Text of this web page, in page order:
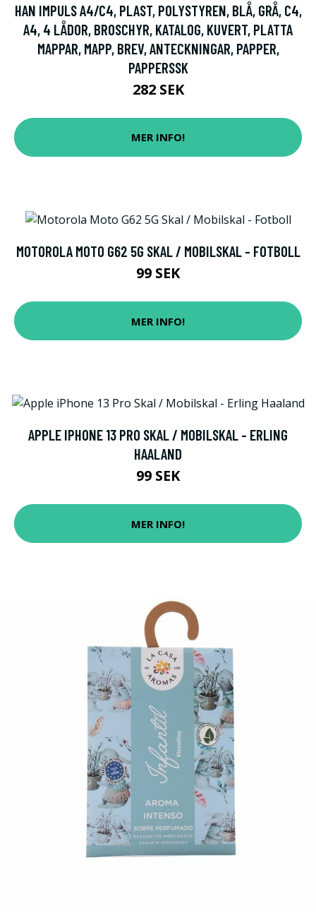
HAN IMPULS A4/C4, PLAST, POLYSTYREN, BLÅ, GRÅ, C4,
A4, 4 LÅDOR, BROSCHYR, KATALOG, KUVERT, PLATTA
MAPPAR, MAPP, BREV, ANTECKNINGAR, PAPPER,
PAPPERSSK
282 SEK
MER INFO!
MOTOROLA MOTO G62 5G SKAL / MOBILSKAL - FOTBOLL
99 SEK
MER INFO!
APPLE IPHONE 13 PRO SKAL / MOBILSKAL - ERLING
HAALAND
99 SEK
MER INFO!